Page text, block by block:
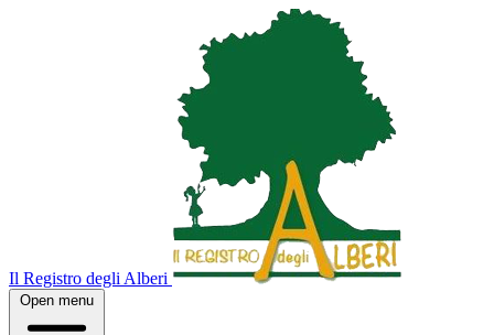
Il Registro degli Alberi
Open menu